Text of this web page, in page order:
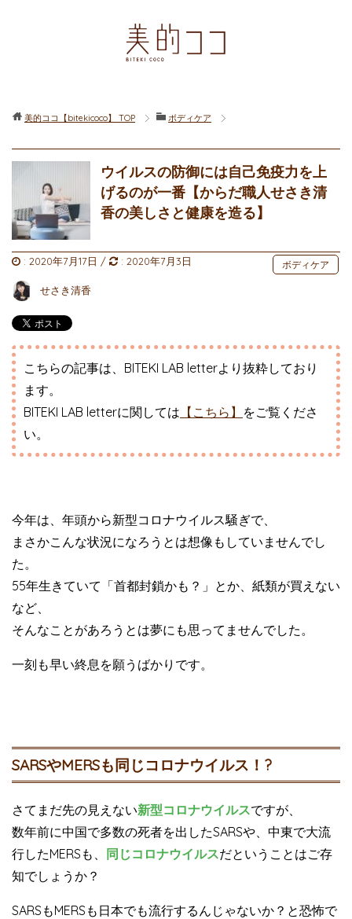
美的ココ【bitekicoco】 TOP ボディケア
ウイルスの防御には自己免疫力を上
げるのが一番【からだ職人せさき清
香の美しさと健康を造る】
: 2020年7月17日 / : 2020年7月3日 ボディケア
せさき清香
こちらの記事は、BITEKI LAB letterより抜粋しており
ます。
BITEKI LAB letterに関しては 【こちら】 をご覧くださ
い。
今年は、年頭から新型コロナウイルス騒ぎで、
まさかこんな状況になろうとは想像もしていませんでし
た。
55年生きていて「首都封鎖かも？」とか、紙類が買えない
など、
そんなことがあろうとは夢にも思ってませんでした。
一刻も早い終息を願うばかりです。
SARSやMERSも同じコロナウイルス！?
さてまだ先の見えない新型コロナウイルスですが、
数年前に中国で多数の死者を出したSARSや、中東で大流
行したMERSも、 同じコロナウイルスだということはご存
知でしょうか？
SARSもMERSも日本でも流行するんじゃないか？と恐怖で